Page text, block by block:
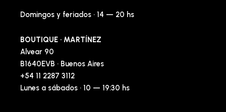
Domingos y feriados · 14 — 20 hs
BOUTIQUE · MARTÍNEZ
Alvear 90
B1640EVB · Buenos Aires
+54 11 2287 3112
Lunes a sábados · 10 — 19:30 hs